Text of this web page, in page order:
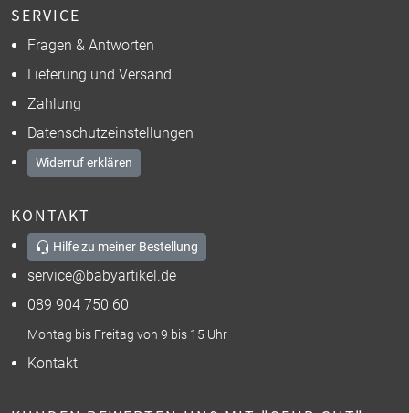
SERVICE
Fragen & Antworten
Lieferung und Versand
Zahlung
Datenschutzeinstellungen
Widerruf erklären
KONTAKT
Hilfe zu meiner Bestellung
service@babyartikel.de
089 904 750 60
Montag bis Freitag von 9 bis 15 Uhr
Kontakt